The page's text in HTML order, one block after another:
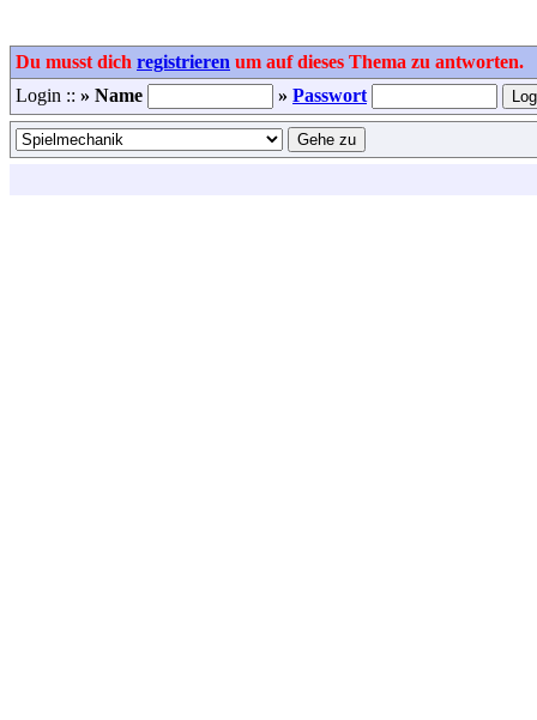
Du musst dich registrieren um auf dieses Thema zu antworten.
Login :: » Name » Passwort